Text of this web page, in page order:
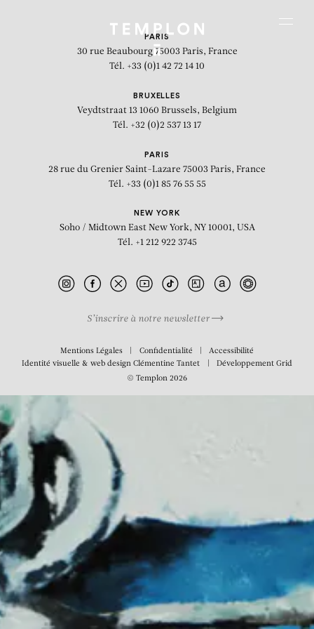
The Limits of Control (II)
PARIS
30 rue Beaubourg 75003 Paris, France
Tél. +33 (0)1 42 72 14 10
BRUXELLES
Veydtstraat 13 1060 Brussels, Belgium
Tél. +32 (0)2 537 13 17
PARIS
28 rue du Grenier Saint-Lazare 75003 Paris, France
Tél. +33 (0)1 85 76 55 55
NEW YORK
Soho / Midtown East New York, NY 10001, USA
Tél. +1 212 922 3745
S’inscrire à notre newsletter
Mentions Légales Confidentialité
Accessibilité
Identité visuelle & web designClémentine Tantet Développement Grid
© Templon 2026